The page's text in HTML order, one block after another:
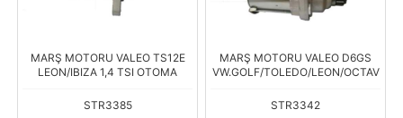
MARŞ MOTORU VALEO TS12E
LEON/IBIZA 1,4 TSI OTOMA
STR3385
MARŞ MOTORU VALEO D6GS
VW.GOLF/TOLEDO/LEON/OCTAV
STR3342